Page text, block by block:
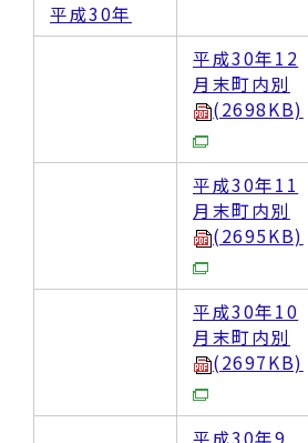
平成30年
平成30年12
月末町内別
(2698KB)
平成30年11
月末町内別
(2695KB)
平成30年10
月末町内別
(2697KB)